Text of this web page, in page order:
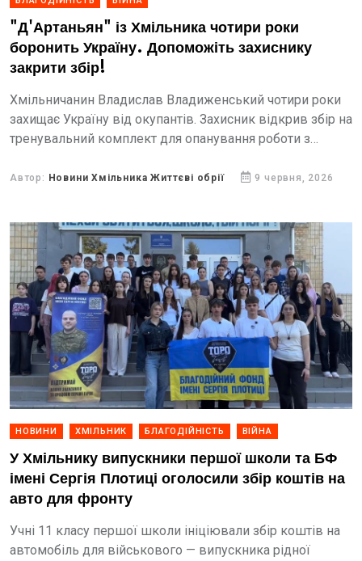
"Д'Артаньян" із Хмільника чотири роки
боронить Україну. Допоможіть захиснику
закрити збір!
Хмільничанин Владислав Владиженський чотири роки
захищає Україну від окупантів. Захисник відкрив збір на
тренувальний комплект для опанування роботи з
Автор: Новини Хмільника Життєві обрії 9 червня, 2026
НОВИНИ ХМІЛЬНИК БЛАГОДІЙНІСТЬ ВІЙНА
У Хмільнику випускники першої школи та БФ
імені Сергія Плотиці оголосили збір коштів на
авто для фронту
Учні 11 класу першої школи ініціювали збір коштів на
автомобіль для військового — випускника рідної